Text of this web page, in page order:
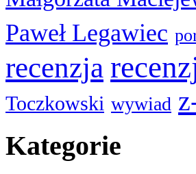
Paweł Legawiec
recenzja
Toczkowski wywiad
Kategorie